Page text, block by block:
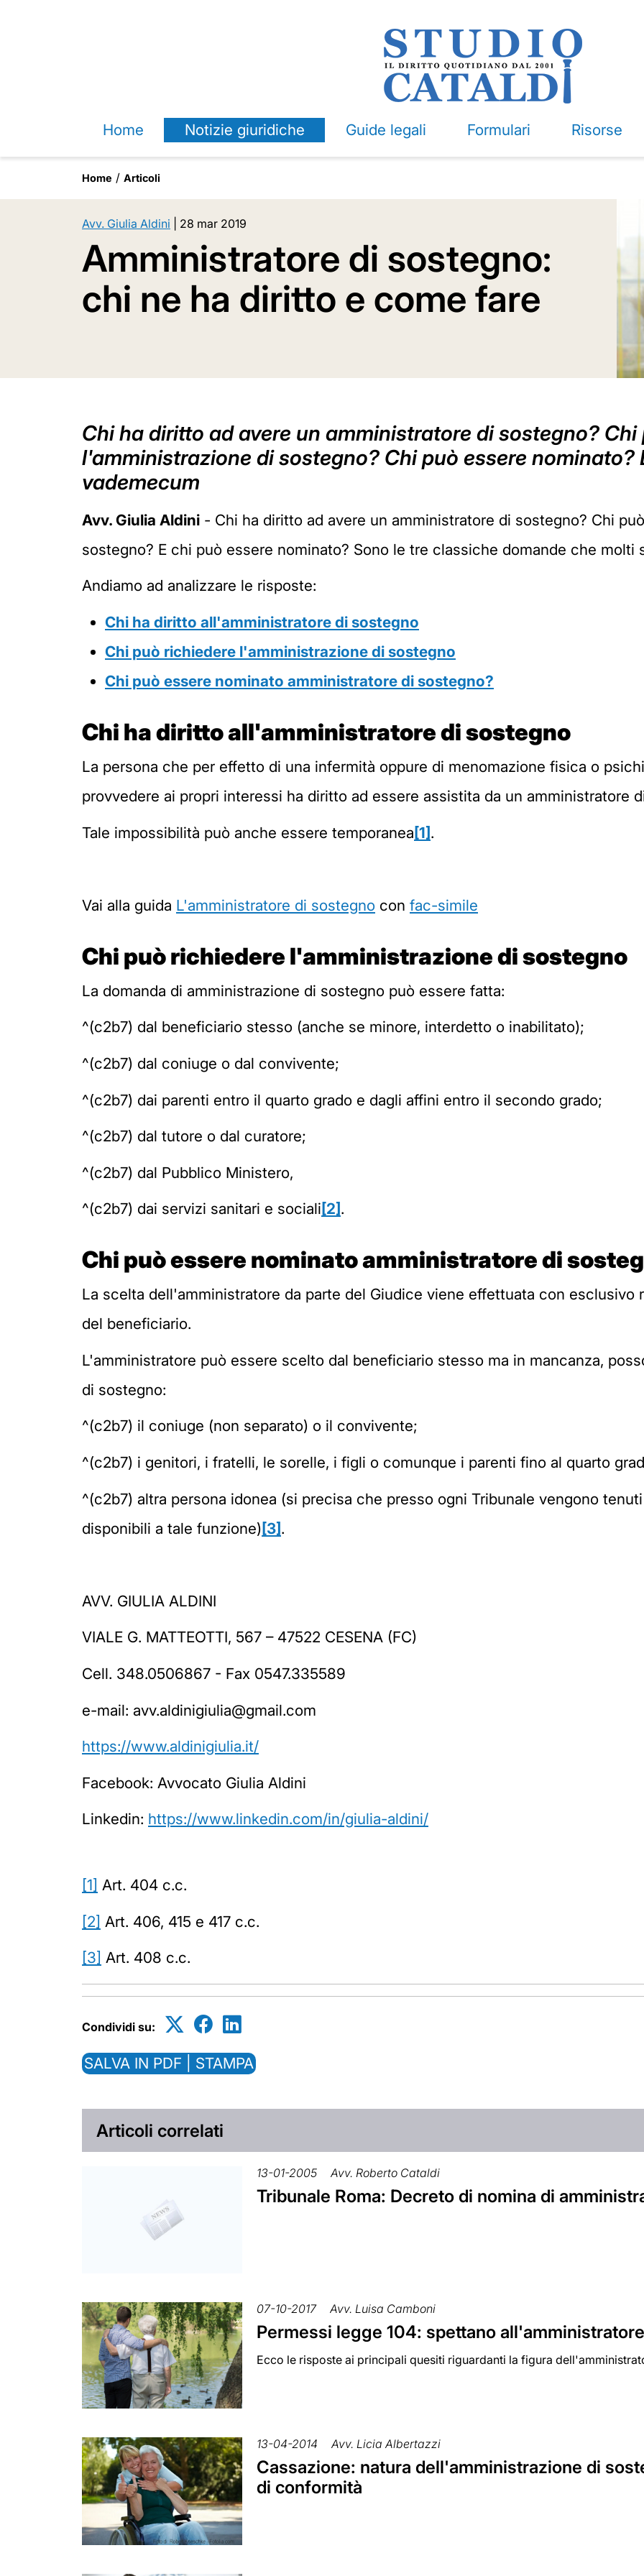
Home Notizie giuridiche Guide legali Formulari Risorse
Home Articoli
Avv. Giulia Aldini 28 mar 2019
Amministratore di sostegno:
chi ne ha diritto e come fare
Chi ha diritto ad avere un amministratore di sostegno?
l'amministrazione di sostegno? Chi può essere nominato?
vademecum
Avv. Giulia Aldini - Chi ha diritto ad avere un amministratore di sostegno? Chi
sostegno? E chi può essere nominato? Sono le tre classiche domande che molti
Andiamo ad analizzare le risposte:
Chi ha diritto all'amministratore di sostegno
Chi può richiedere l'amministrazione di sostegno
Chi può essere nominato amministratore di sostegno?
Chi ha diritto all'amministratore di sostegno
La persona che per effetto di una infermità oppure di menomazione fisica o
provvedere ai propri interessi ha diritto ad essere assistita da un amministratore
Tale impossibilità può anche essere temporanea [1] .
Vai alla guida L'amministratore di sostegno con fac-simile
Chi può richiedere l'amministrazione di sostegno
La domanda di amministrazione di sostegno può essere fatta:
^(c2b7) dal beneficiario stesso (anche se minore, interdetto o inabilitato);
^(c2b7) dal coniuge o dal convivente;
^(c2b7) dai parenti entro il quarto grado e dagli affini entro il secondo grado;
^(c2b7) dal tutore o dal curatore;
^(c2b7) dal Pubblico Ministero,
^(c2b7) dai servizi sanitari e sociali [2] .
Chi può essere nominato amministratore di
La scelta dell'amministratore da parte del Giudice viene effettuata con esclusivo
del beneficiario.
L'amministratore può essere scelto dal beneficiario stesso ma in mancanza,
di sostegno:
^(c2b7) il coniuge (non separato) o il convivente;
^(c2b7) i genitori, i fratelli, le sorelle, i figli o comunque i parenti fino al quarto
^(c2b7) altra persona idonea (si precisa che presso ogni Tribunale vengono
disponibili a tale funzione) [3] .
AVV. GIULIA ALDINI
VIALE G. MATTEOTTI, 567 – 47522 CESENA (FC)
Cell. 348.0506867 - Fax 0547.335589
e-mail: avv.aldinigiulia@gmail.com
https://www.aldinigiulia.it/
Facebook: Avvocato Giulia Aldini
Linkedin: https://www.linkedin.com/in/giulia-aldini/
[1] Art. 404 c.c.
[2] Art. 406, 415 e 417 c.c.
[3] Art. 408 c.c.
Condividi su:
SALVA IN PDF | STAMPA
Articoli correlati
13-01-2005 Avv. Roberto Cataldi
Tribunale Roma: Decreto di nomina di
07-10-2017 Avv. Luisa Camboni
Permessi legge 104: spettano
Ecco le risposte ai principali quesiti riguardanti la figura
13-04-2014 Avv. Licia Albertazzi
Cassazione: natura dell'amministrazione di
di conformità